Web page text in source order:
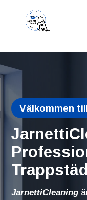
Välkommen
JarnettiCleaning